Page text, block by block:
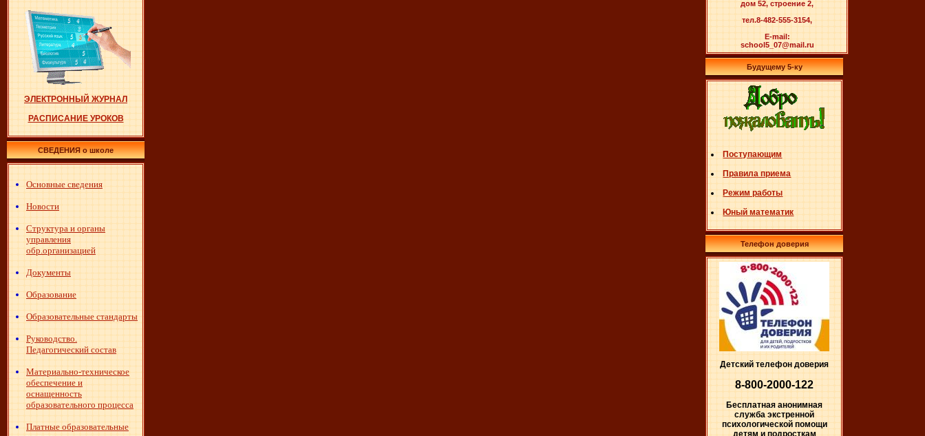
ЭЛЕКТРОННЫЙ ЖУРНАЛ
РАСПИСАНИЕ УРОКОВ
СВЕДЕНИЯ о школе
Основные сведения
Новости
Структура и органы
управления
обр.организацией
Документы
Образование
Образовательные стандарты
Руководство.
Педагогический состав
Материально-техническое
обеспечение и
оснащенность
образовательного процесса
Платные образовательные
дом 52, строение 2,
тел.8-482-555-3154,
E-mail:
school5_07@mail.ru
Будущему 5-ку
Поступающим
Правила приема
Режим работы
Юный математик
Телефон доверия
Детский телефон доверия
8-800-2000-122
Бесплатная анонимная
служба экстренной
психологической помощи
детям и подросткам